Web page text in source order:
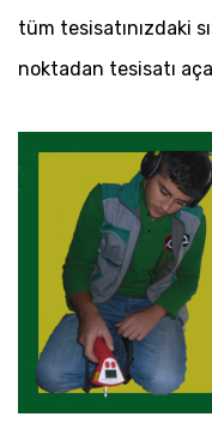
tüm tesisatınızdaki
noktadan tesisatı